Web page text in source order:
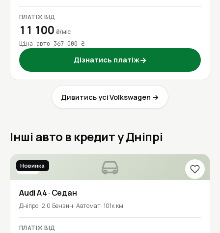
ПЛАТІЖ ВІД
11 100 ₴/міс
Ціна авто 367 000 ₴
Дізнатись платіж→
Дивитись усі Volkswagen →
Інші авто в кредит у Дніпрі
2017
Новинка
AudiA4· Седан
Дніпро 2.0 Бензин Автомат 101к км
ПЛАТІЖ ВІД